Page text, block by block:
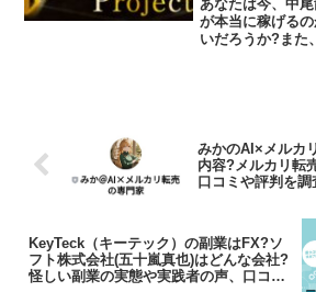
あなたは今、中
が本当に稼げる
いだろうか?また
みかのAI×メルカ
内容?メルカリ転
口コミや評判を調
KeyTeck（キーテック）の副業はFX?ソ
フト株式会社(五十嵐真也)はどんな会社?
怪しい副業の実態や実践者の声、口コミ